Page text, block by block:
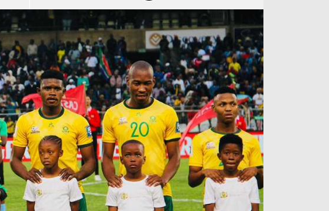
آراء حرة
ركن الألعاب
الدوري السعودي للمحترفين
دوري أبطال أوروبا
دوري أبطال إفريقيا
كل البطولات